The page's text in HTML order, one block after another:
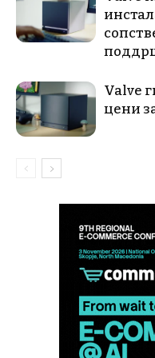
Valve
цени